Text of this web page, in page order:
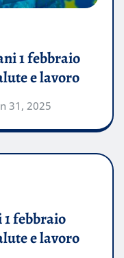
1 febbraio
e lavoro
31, 2025
febbraio
e lavoro